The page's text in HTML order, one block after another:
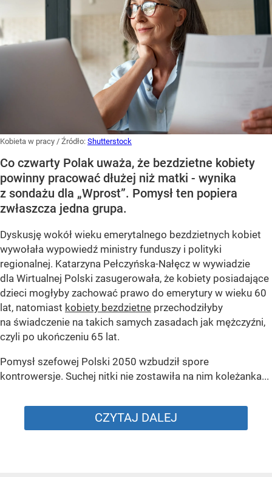
Kobieta w pracy / Źródło: Shutterstock
Co czwarty Polak uważa, że bezdzietne kobiety
powinny pracować dłużej niż matki - wynika
z sondażu dla „Wprost”. Pomysł ten popiera
zwłaszcza jedna grupa.
Dyskusję wokół wieku emerytalnego bezdzietnych kobiet
wywołała wypowiedź ministry funduszy i polityki
regionalnej. Katarzyna Pełczyńska-Nałęcz w wywiadzie
dla Wirtualnej Polski zasugerowała, że kobiety posiadające
dzieci mogłyby zachować prawo do emerytury w wieku 60
lat, natomiast kobiety bezdzietne przechodziłyby
na świadczenie na takich samych zasadach jak mężczyźni,
czyli po ukończeniu 65 lat.
Pomysł szefowej Polski 2050 wzbudził spore
kontrowersje. Suchej nitki nie zostawiła na nim koleżanka...
CZYTAJ DALEJ